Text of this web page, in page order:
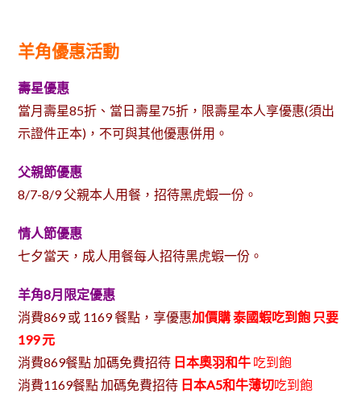
羊角優惠活動
壽星優惠
當月壽星85折、當日壽星75折，限壽星本人享優惠(須出
示證件正本)，不可與其他優惠併用。
父親節優惠
8/7-8/9 父親本人用餐，招待黑虎蝦一份。
情人節優惠
七夕當天，成人用餐每人招待黑虎蝦一份。
羊角8月限定優惠
消費869 或 1169 餐點，享優惠加價購 泰國蝦吃到飽 只要
199 元
消費869餐點 加碼免費招待 日本奧羽和牛 吃到飽
消費1169餐點 加碼免費招待 日本A5和牛薄切吃到飽